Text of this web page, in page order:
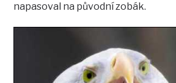
napasoval na původní zobák.